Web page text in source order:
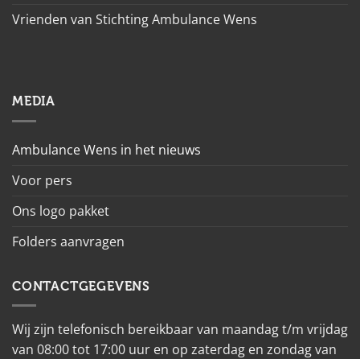
Vrienden van Stichting Ambulance Wens
MEDIA
Ambulance Wens in het nieuws
Voor pers
Ons logo pakket
Folders aanvragen
CONTACTGEGEVENS
Wij zijn telefonisch bereikbaar van maandag t/m vrijdag
van 08:00 tot 17:00 uur en op zaterdag en zondag van